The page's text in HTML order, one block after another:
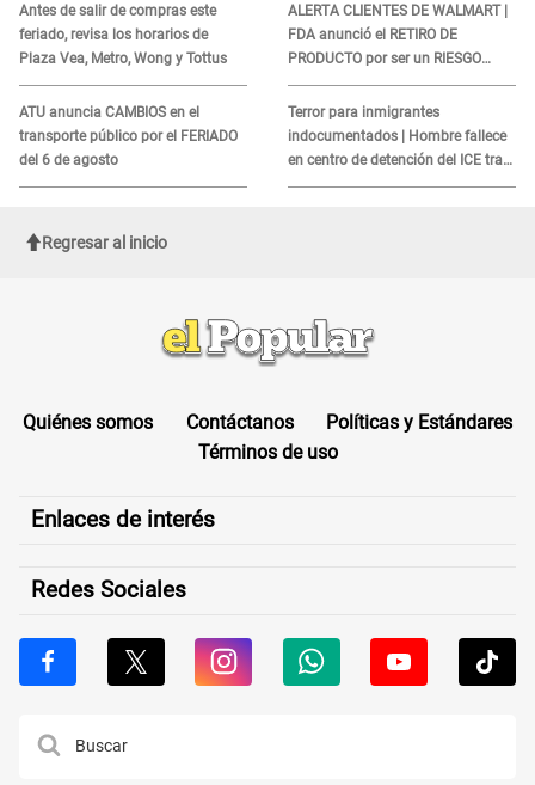
Antes de salir de compras este
feriado, revisa los horarios de
Plaza Vea, Metro, Wong y Tottus
ATU anuncia CAMBIOS en el
transporte público por el FERIADO
del 6 de agosto
ALERTA CLIENTES DE WALMART |
FDA anunció el RETIRO DE
PRODUCTO por ser un RIESGO
MORTAL para consumidores: ¿Cuál
es?
Terror para inmigrantes
indocumentados | Hombre fallece
en centro de detención del ICE tras
sufrir una "emergencia médica"
Regresar al inicio
Quiénes somos Contáctanos
Políticas y Estándares
Términos de uso
Enlaces de interés
Redes Sociales